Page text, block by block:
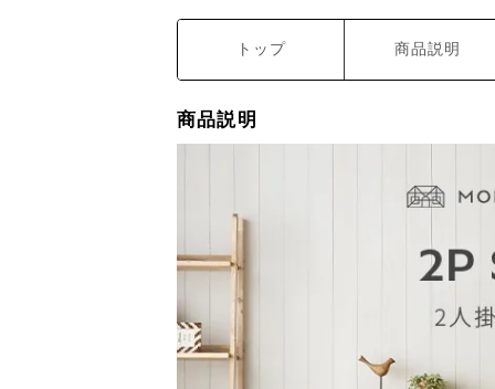
トップ 商品説明
商品説明